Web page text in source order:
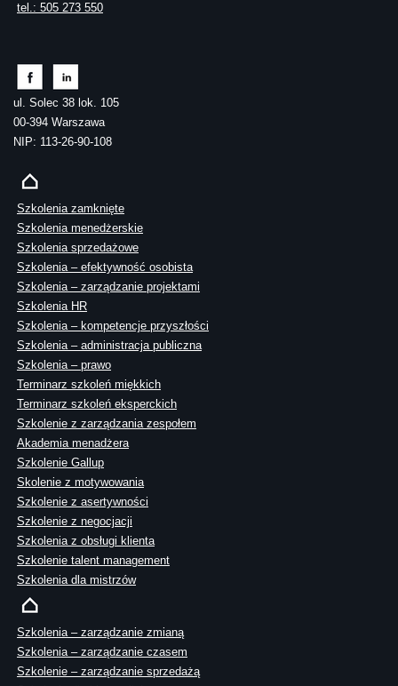
tel.: 505 273 550
ul. Solec 38 lok. 105
00-394 Warszawa
NIP: 113-26-90-108
Szkolenia zamknięte
Szkolenia menedżerskie
Szkolenia sprzedażowe
Szkolenia – efektywność osobista
Szkolenia – zarządzanie projektami
Szkolenia HR
Szkolenia – kompetencje przyszłości
Szkolenia – administracja publiczna
Szkolenia – prawo
Terminarz szkoleń miękkich
Terminarz szkoleń eksperckich
Szkolenie z zarządzania zespołem
Akademia menadżera
Szkolenie Gallup
Skolenie z motywowania
Szkolenie z asertywności
Szkolenie z negocjacji
Szkolenia z obsługi klienta
Szkolenie talent management
Szkolenia dla mistrzów
Szkolenia – zarządzanie zmianą
Szkolenia – zarządzanie czasem
Szkolenie – zarządzanie sprzedażą